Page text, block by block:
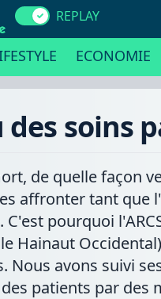
REPLAY
ECONOMIE
des soins
de quelle façon
affronter tant que
pourquoi
Hainaut
avons suivi
patients par des